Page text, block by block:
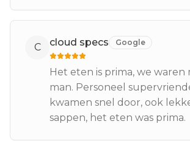
C cloud specs Google
Het eten is prima, we
man. Personeel
kwamen snel door, ook
sappen, het eten was prima.